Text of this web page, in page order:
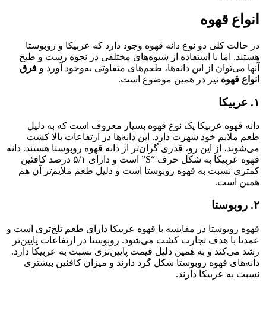
انواع قهوه
در حالت کلی دو نوع دانه قهوه وجود دارد که عربیکا و روبوستا
هستند. اما با استفاده از شیوه‌های مختلفی در نحوه رست و طبخ
آن‍ها می‌توان از این دانه‌ها، طعم‌های متفاوتی به‌وجود آورد و فرق
انواع قهوه نیز در همین موضوع است.
۱. عربیکا
دانه قهوه عربیکا یک نوع قهوه بسیار معروف است که به دلیل
طعم ملایم خود شهرت دارد. این دانه‌ها در ارتفاعات بالا کشت
می‌شوند، از این رو، قدری گران‌تر از دانه قهوه روبوستا هستند. دانه
قهوه عربیکا به شکل حرف “S” است و دارای ۵/۱ درصد کافئین
کمتری نسبت به قهوه روبوستا است و دلیل طعم ملایم‌تر آن هم
همین است.
۲. روبوستا
قهوه روبوستا در مقایسه با قهوه عربیکا دارای طعم تلخ‌تری است و
عمدتا با هدف تجارت کشت می‌شود. روبوستا در ارتفاعات پایین‌تر
رشد می‌کند و به همین دلیل قیمت پایین‌تری نسبت به عربیکا دارد.
دانه‌های قهوه روبوستا شکل گرد دارند و میزان کافئین بیشتری
نسبت به عربیکا دارند.